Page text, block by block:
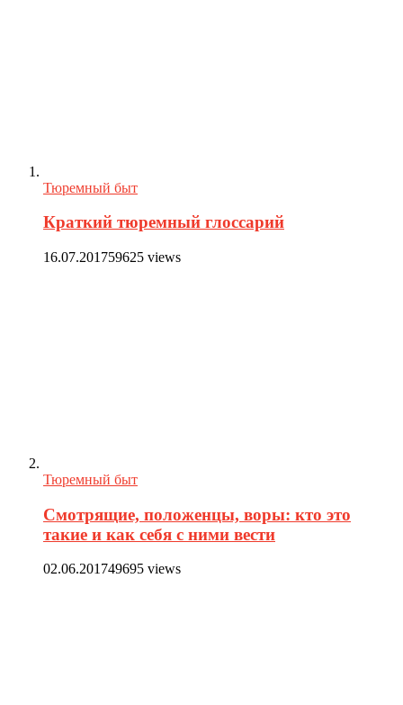
Тюремный быт
Краткий тюремный глоссарий
16.07.201759625 views
Тюремный быт
Смотрящие, положенцы, воры: кто это
такие и как себя с ними вести
02.06.201749695 views